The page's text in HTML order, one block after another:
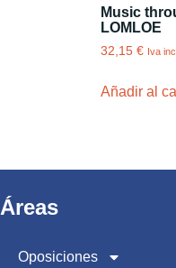
Music
LOMLOE
32,15 € Iva
Añadir al
Áreas
Oposiciones